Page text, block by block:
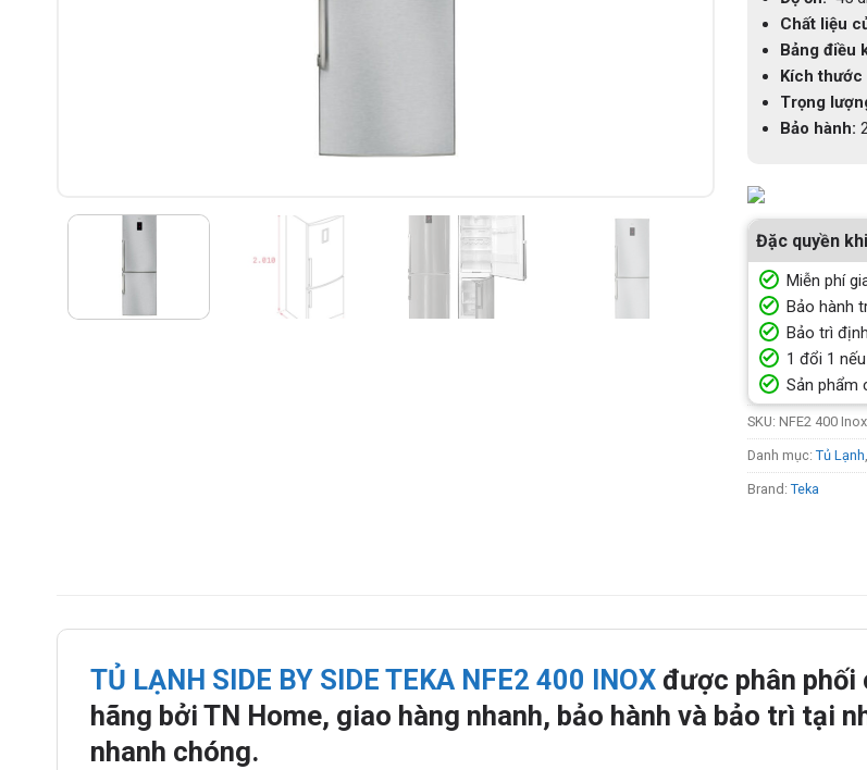
Chất liệu
Bảng điều
Kích thước
Trọng
Bảo hành:
Đặc quyền
Miễn phí
Bảo hành
Bảo trì
1 đổi 1
Sản phẩm
SKU: NFE2 400 Inox
Danh mục: Tủ Lạnh
Brand: Teka
TỦ LẠNH SIDE BY SIDE TEKA NFE2 400 INOX được phân phối
hãng bởi TN Home, giao hàng nhanh, bảo hành và bảo trì tại
nhanh chóng.